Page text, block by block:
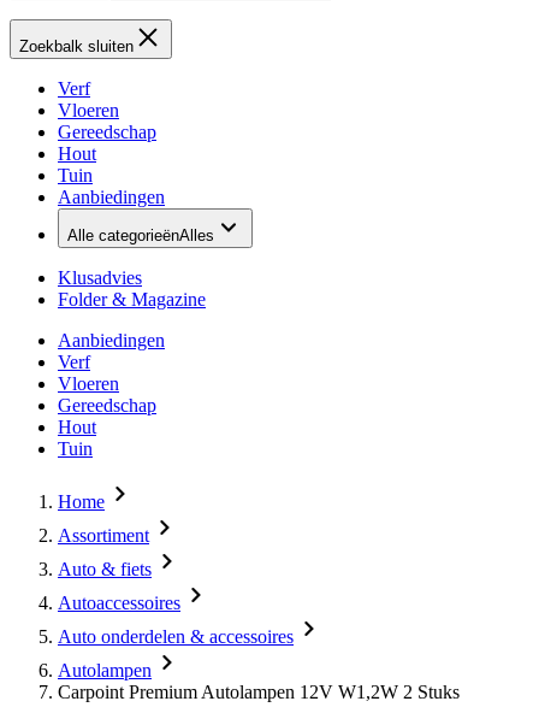
Zoekbalk sluiten
Verf
Vloeren
Gereedschap
Hout
Tuin
Aanbiedingen
Alle categorieënAlles
Klusadvies
Folder & Magazine
Aanbiedingen
Verf
Vloeren
Gereedschap
Hout
Tuin
Home
Assortiment
Auto & fiets
Autoaccessoires
Auto onderdelen & accessoires
Autolampen
Carpoint Premium Autolampen 12V W1,2W 2 Stuks